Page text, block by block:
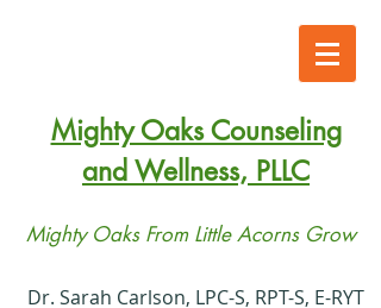
Mighty Oaks Counseling
and Wellness, PLLC
Mighty Oaks From Little Acorns Grow
​Dr. Sarah Carlson, LPC-S, RPT-S, E-RYT